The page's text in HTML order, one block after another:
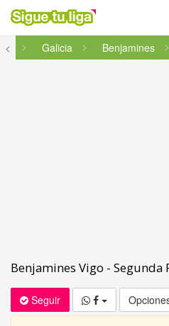
<
Galicia Benjamines
Benjamines Vigo - Segunda
Seguir